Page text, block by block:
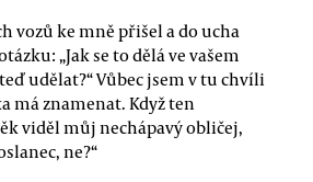
vozů ke mně přišel a do ucha
„Jak se to dělá ve vašem
udělat?“ Vůbec jsem v tu chvíli
má znamenat. Když ten
viděl můj nechápavý obličej,
ne?“